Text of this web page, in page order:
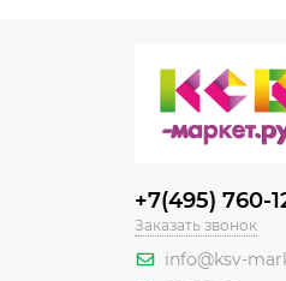
+7(495) 760-
Заказать звонок
info@ksv-